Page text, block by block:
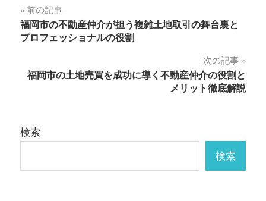
投
稿
ビ
ー
ョ
前の記事
福岡市の不動産仲介が担う複雑土地取引の舞台裏と
プロフェッショナルの役割
次の記事
福岡市の土地売買を成功に導く不動産仲介の役割と
メリット徹底解説
検索
検索